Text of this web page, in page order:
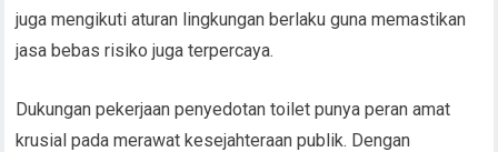
juga mengikuti aturan lingkungan berlaku guna memastikan
jasa bebas risiko juga terpercaya.
Dukungan pekerjaan penyedotan toilet punya peran amat
krusial pada merawat kesejahteraan publik. Dengan